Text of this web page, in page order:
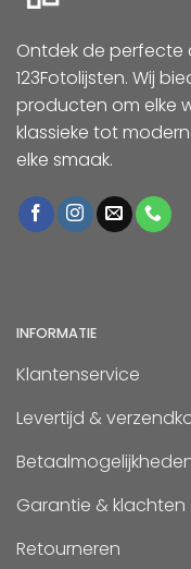
Ontdek de perfecte
123Fotolijsten. Wij
producten om elke
klassieke tot
elke smaak.
INFORMATIE
Klantenservice
Levertijd &
Garantie & klachten
Retourneren